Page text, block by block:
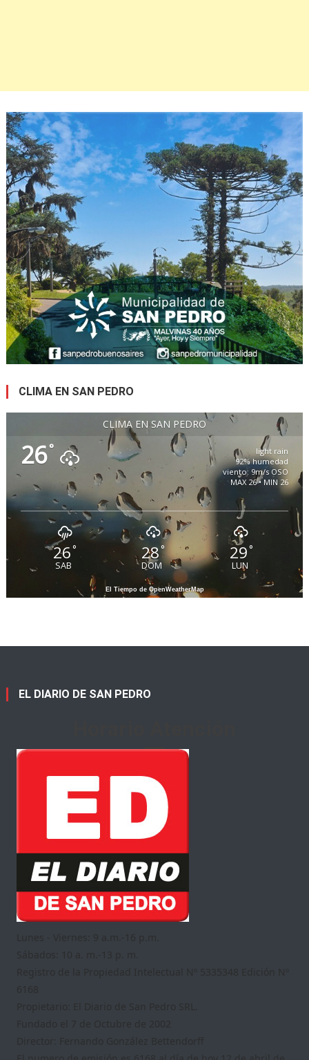
CLIMA EN SAN PEDRO
CLIMA EN SAN PEDRO
26°
light rain
92% humedad
viento: 9m/s OSO
MAX 26 • MIN 26
26°
SAB
28 °
DOM
29°
LUN
El Tiempo de OpenWeatherMap
EL DIARIO DE SAN PEDRO
Lunes - Viernes: 9 a.m.-16 p.m.
Sábados: 10 a. m.-13 p. m.
Registro de la Propiedad Intelectual Nº 5335348 Edición Nº
6168
Propietario: El Diario de San Pedro SRL.
Fundado el 7 de Octubre de 2002
Director: Fernando González Bettendorff